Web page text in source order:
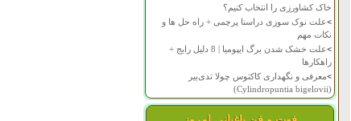
خاک کشاورزی را انتخاب کنیم؟
>علت نوک سوزی دراسنا پرچمی + راه حل ها و
نکات مهم
>
علت خشک شدن برگ ایپومیا | 8 دلیل رایج +
راهکارها
>معرفی و نگهداری کاکتوس چولا تدی‌بیر
(Cylindropuntia bigelovii)